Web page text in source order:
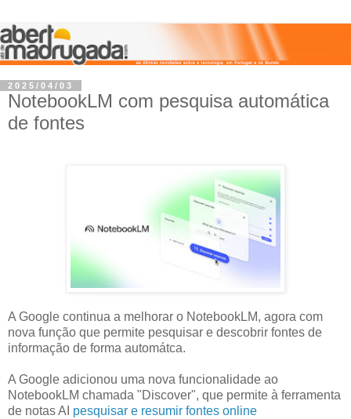
2025/04/03
NotebookLM com pesquisa automática
de fontes
A Google continua a melhorar o NotebookLM, agora com
nova função que permite pesquisar e descobrir fontes de
informação de forma automátca.
A Google adicionou uma nova funcionalidade ao
NotebookLM chamada "Discover", que permite à ferramenta
de notas AI pesquisar e resumir fontes online